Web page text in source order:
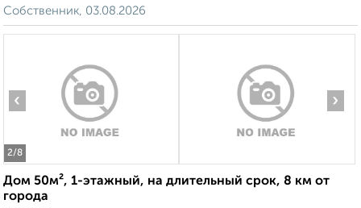
Собственник, 03.08.2026
2/8
‹ ›
Дом 50м², 1-этажный, на длительный срок, 8 км от
города